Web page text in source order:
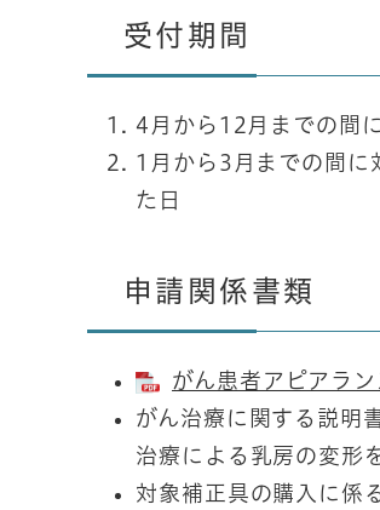
受付期間
4月から12月までの間
1月から3月までの間に
た日
申請関係書類
がん患者アピアラ
がん治療に関する説明
治療による乳房の変形
対象補正具の購入に係